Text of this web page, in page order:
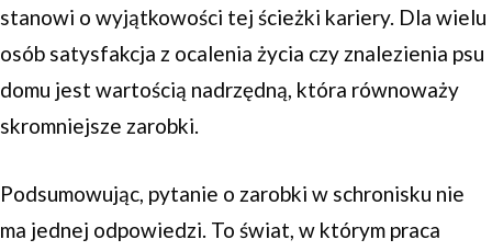
stanowi o wyjątkowości tej ścieżki kariery. Dla wielu
osób satysfakcja z ocalenia życia czy znalezienia psu
domu jest wartością nadrzędną, która równoważy
skromniejsze zarobki.
Podsumowując, pytanie o zarobki w schronisku nie
ma jednej odpowiedzi. To świat, w którym praca